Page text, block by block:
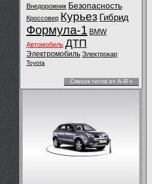
Внедорожник Безопасность
Кроссовер Курьез Гибрид
Формула-1 BMW
Автомобиль ДТП
Электромобиль Электрокар
Toyota
Список тегов от А-Я »